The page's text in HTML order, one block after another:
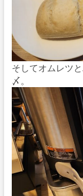
そしてオムレツ
〆。